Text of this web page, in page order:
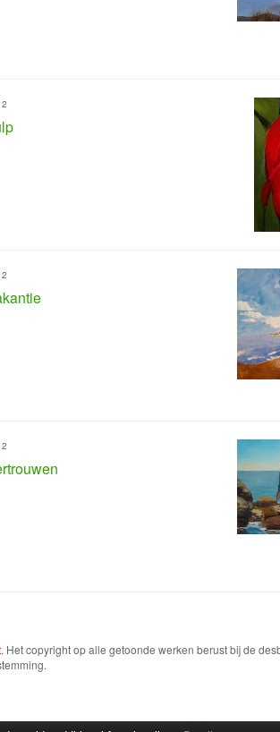
. Het copyright op alle getoonde werken berust bij de